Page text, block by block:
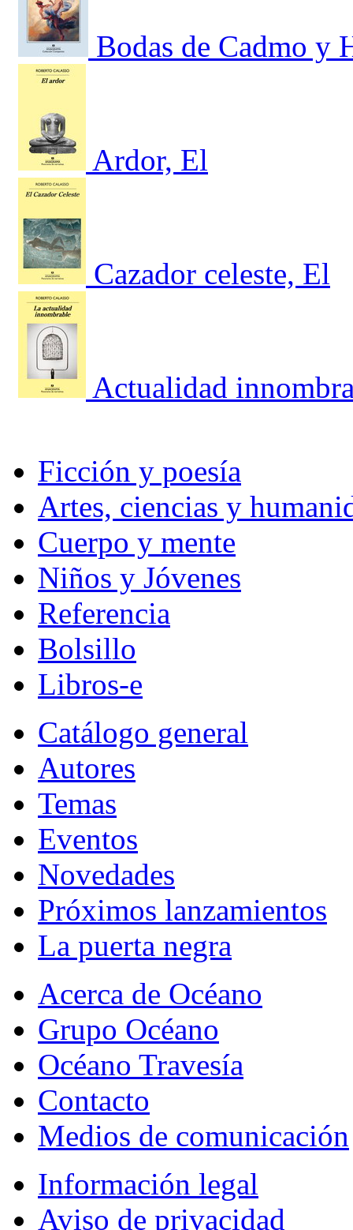
Bodas de Cadmo y
Ardor, El
Cazador celeste, El
Actualidad
Ficción y poesía
Artes, ciencias y
Cuerpo y mente
Niños y Jóvenes
Referencia
Bolsillo
Libros-e
Catálogo general
Autores
Temas
Eventos
Novedades
Próximos lanzamientos
La puerta negra
Acerca de Océano
Grupo Océano
Océano Travesía
Contacto
Medios de comunicación
Información legal
Aviso de privacidad